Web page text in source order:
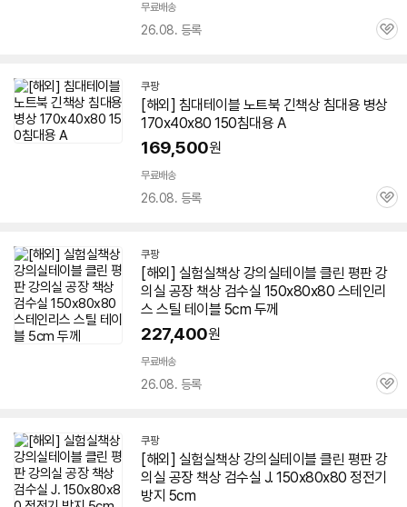
무료배송
26.08. 등록
관
쿠팡
[해외] 침대테이블 노트북 긴책상 침대용 병상
170x40x80 150침대용 A
169,500원
무료배송
26.08. 등록
관
쿠팡
[해외] 실험실책상 강의실테이블 클린 평판 강
의실 공장책상 검수실 150x80x80 스테인리
스 스틸 테이블 5cm 두께
227,400원
무료배송
26.08. 등록
관
쿠팡
[해외] 실험실책상 강의실테이블 클린 평판 강
의실 공장책상 검수실 J. 150x80x80 정전기
방지 5cm